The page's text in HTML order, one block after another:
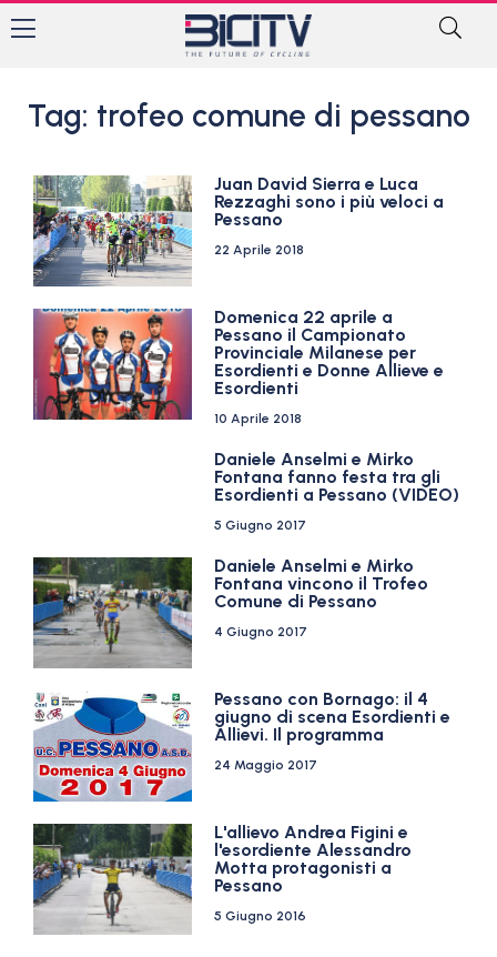
Tag: trofeo comune di pessano
Juan David Sierra e Luca
Rezzaghi sono i più veloci a
Pessano
22 Aprile 2018
Domenica 22 aprile a
Pessano il Campionato
Provinciale Milanese per
Esordienti e Donne Allieve e
Esordienti
10 Aprile 2018
Daniele Anselmi e Mirko
Fontana fanno festa tra gli
Esordienti a Pessano (VIDEO)
5 Giugno 2017
Daniele Anselmi e Mirko
Fontana vincono il Trofeo
Comune di Pessano
4 Giugno 2017
Pessano con Bornago: il 4
giugno di scena Esordienti e
Allievi. Il programma
24 Maggio 2017
L'allievo Andrea Figini e
l'esordiente Alessandro
Motta protagonisti a
Pessano
5 Giugno 2016